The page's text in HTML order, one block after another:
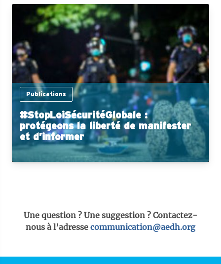
Publications
#StopLoiSécuritéGlobale :
protégeons la liberté de manifester
et d’informer
Une question ? Une suggestion ? Contactez-
nous à l’adresse communication@aedh.org